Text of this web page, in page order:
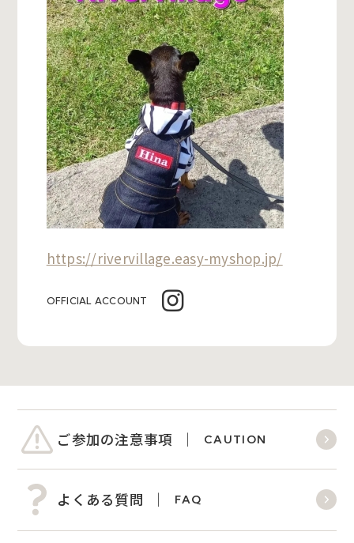
https://rivervillage.easy-myshop.jp/
OFFICIAL ACCOUNT
ご参加の注意事項 CAUTION
よくある質問 FAQ